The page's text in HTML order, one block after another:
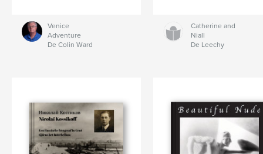
Venice
Adventure
De Colin Ward
Catherine and
Niall
De Leechy